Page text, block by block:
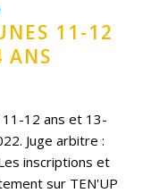
11-12
ANS
11-12 ans et 13-
Juge arbitre :
inscriptions et
sur TEN'UP